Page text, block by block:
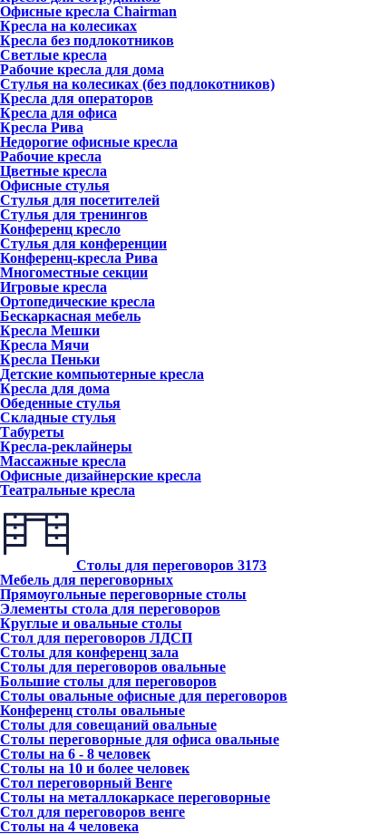
Офисные кресла Chairman
Кресла на колесиках
Кресла без подлокотников
Светлые кресла
Рабочие кресла для дома
Стулья на колесиках (без подлокотников)
Кресла для операторов
Кресла для офиса
Кресла Рива
Недорогие офисные кресла
Рабочие кресла
Цветные кресла
Офисные стулья
Стулья для посетителей
Стулья для тренингов
Конференц кресло
Стулья для конференции
Конференц-кресла Рива
Многоместные секции
Игровые кресла
Ортопедические кресла
Бескаркасная мебель
Кресла Мешки
Кресла Мячи
Кресла Пеньки
Детские компьютерные кресла
Кресла для дома
Обеденные стулья
Складные стулья
Табуреты
Кресла-реклайнеры
Массажные кресла
Офисные дизайнерские кресла
Театральные кресла
Столы для переговоров 3173
Мебель для переговорных
Прямоугольные переговорные столы
Элементы стола для переговоров
Круглые и овальные столы
Стол для переговоров ЛДСП
Столы для конференц зала
Столы для переговоров овальные
Большие столы для переговоров
Столы овальные офисные для переговоров
Конференц столы овальные
Столы для совещаний овальные
Столы переговорные для офиса овальные
Столы на 6 - 8 человек
Столы на 10 и более человек
Стол переговорный Венге
Столы на металлокаркасе переговорные
Стол для переговоров венге
Столы на 4 человека